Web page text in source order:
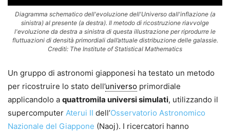
Diagramma schematico dell'evoluzione dell'Universo dall'inflazione (a
sinistra) al presente (a destra). Il metodo di ricostruzione riavvolge
l'evoluzione da destra a sinistra di questa illustrazione per riprodurre le
fluttuazioni di densità primordiali dall’attuale distribuzione delle galassie.
Crediti: The Institute of Statistical Mathematics
Un gruppo di astronomi giapponesi ha testato un metodo
per ricostruire lo stato dell’universo primordiale
applicandolo a quattromila universi simulati, utilizzando il
supercomputer Aterui II dell’Osservatorio Astronomico
Nazionale del Giappone (Naoj). I ricercatori hanno